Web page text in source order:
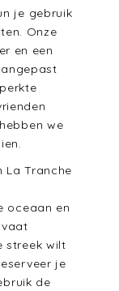
je gebruik
Onze
en een
we
La Tranche
oceaan en
streek wilt
je
de